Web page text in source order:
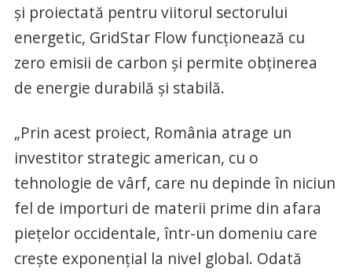
şi proiectată pentru viitorul sectorului
energetic, GridStar Flow funcţionează cu
zero emisii de carbon şi permite obţinerea
de energie durabilă şi stabilă.
„Prin acest proiect, România atrage un
investitor strategic american, cu o
tehnologie de vârf, care nu depinde în niciun
fel de importuri de materii prime din afara
pieţelor occidentale, într-un domeniu care
creşte exponenţial la nivel global. Odată